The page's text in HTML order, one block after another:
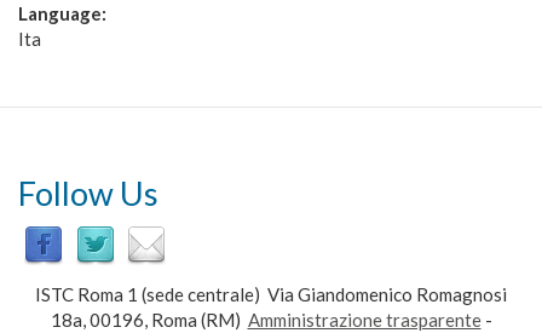
Language:
Ita
Follow Us
ISTC Roma 1 (sede centrale) Via Giandomenico Romagnosi
18a, 00196, Roma (RM) Amministrazione trasparente-